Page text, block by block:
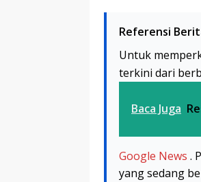
Referensi
Untuk
terkini dari
Baca Juga
Google News .
yang sedang